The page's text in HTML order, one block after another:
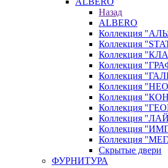
Назад
ALBERO
Коллекция
Коллекция
Коллекция
Коллекция
Коллекция
Коллекция
Коллекция
Коллекция
Коллекция
Коллекция
Коллекция
Скрытые двери
ФУРНИТУРА